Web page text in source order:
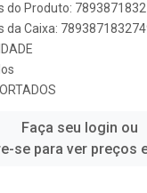
do Produto:
da Caixa:
Faça seu login ou
se para ver preços